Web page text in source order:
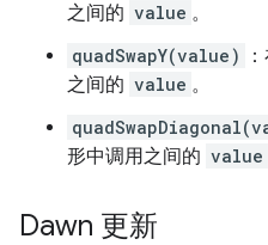
之间的 value 。
quadSwapY(value)
之间的 value 。
形中调用之间的 value
Dawn 更新